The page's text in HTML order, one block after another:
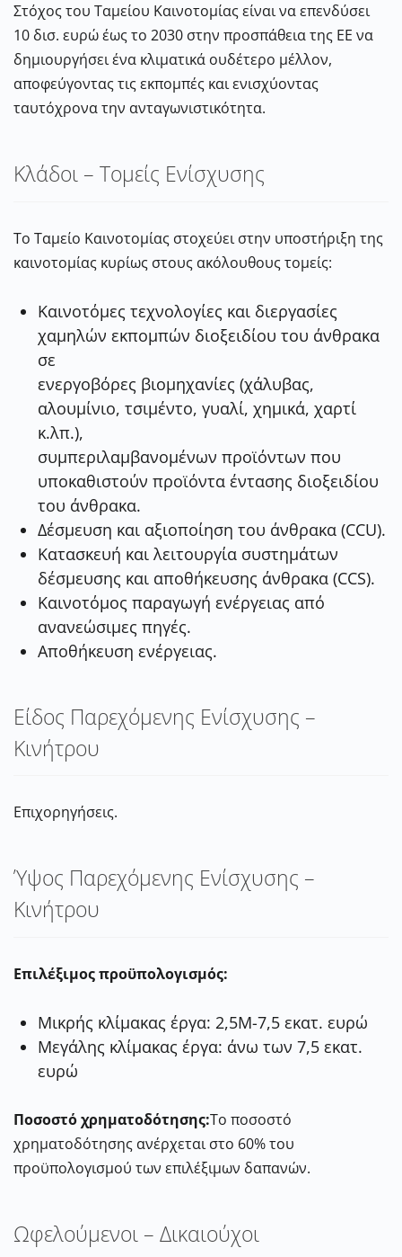
Στόχος του Ταμείου Καινοτομίας είναι να επενδύσει
10 δισ. ευρώ έως το 2030 στην προσπάθεια της ΕΕ να
δημιουργήσει ένα κλιματικά ουδέτερο μέλλον,
αποφεύγοντας τις εκπομπές και ενισχύοντας
ταυτόχρονα την ανταγωνιστικότητα.
Κλάδοι – Τομείς Ενίσχυσης
Το Ταμείο Καινοτομίας στοχεύει στην υποστήριξη της
καινοτομίας κυρίως στους ακόλουθους τομείς:
Καινοτόμες τεχνολογίες και διεργασίες
χαμηλών εκπομπών διοξειδίου του άνθρακα
σε
ενεργοβόρες βιομηχανίες (χάλυβας,
αλουμίνιο, τσιμέντο, γυαλί, χημικά, χαρτί
κ.λπ.),
συμπεριλαμβανομένων προϊόντων που
υποκαθιστούν προϊόντα έντασης διοξειδίου
του άνθρακα.
Δέσμευση και αξιοποίηση του άνθρακα (CCU).
Κατασκευή και λειτουργία συστημάτων
δέσμευσης και αποθήκευσης άνθρακα (CCS).
Καινοτόμος παραγωγή ενέργειας από
ανανεώσιμες πηγές.
Αποθήκευση ενέργειας.
Είδος Παρεχόμενης Ενίσχυσης –
Κινήτρου
Επιχορηγήσεις.
Ύψος Παρεχόμενης Ενίσχυσης –
Κινήτρου
Επιλέξιμος προϋπολογισμός:
Μικρής κλίμακας έργα: 2,5Μ-7,5 εκατ. ευρώ
Μεγάλης κλίμακας έργα: άνω των 7,5 εκατ.
ευρώ
Ποσοστόχρηματοδότησης:Το ποσοστό
χρηματοδότησης ανέρχεται στο 60%του
προϋπολογισμού των επιλέξιμων δαπανών.
Ωφελούμενοι – Δικαιούχοι